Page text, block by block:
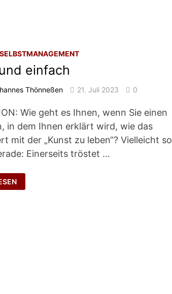
SELBSTMANAGEMENT
einfach
Thönneßen 21. Juli 2023 0
Wie geht es Ihnen, wenn Sie einen
in dem Ihnen erklärt wird, wie das
mit der „Kunst zu leben“? Vielleicht so
Einerseits tröstet …